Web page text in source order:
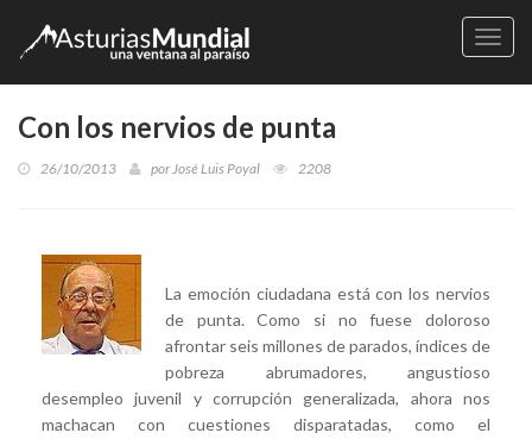
Con los nervios de punta
26/10/2013 porJosé Luis Poyal 2208
La emoción ciudadana está con los nervios
de punta. Como si no fuese doloroso
afrontar seis millones de parados, índices de
pobreza abrumadores, angustioso
desempleo juvenil y corrupción generalizada, ahora nos
machacan con cuestiones disparatadas, como el